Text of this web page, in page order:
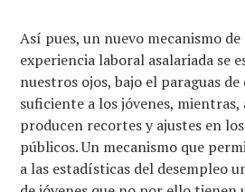
Así pues, un nuevo mecanismo
experiencia laboral asalariada se
nuestros ojos, bajo el paraguas
suficiente a los jóvenes, mientras,
producen recortes y ajustes en
públicos. Un mecanismo que
a las estadísticas del desempleo